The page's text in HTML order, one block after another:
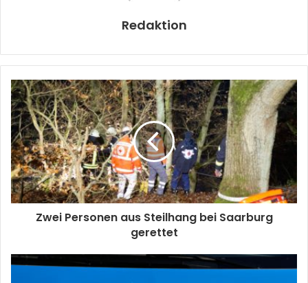
Redaktion
Zwei Personen aus Steilhang bei Saarburg
gerettet